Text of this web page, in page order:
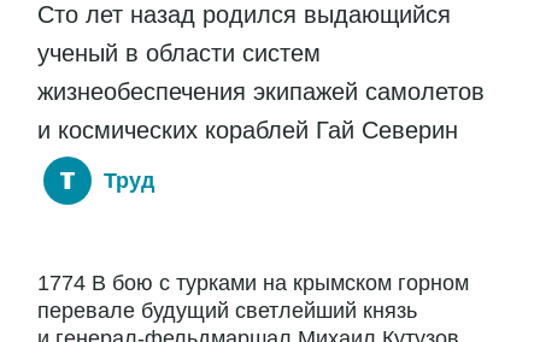
Сто лет назад родился выдающийся
ученый в области систем
жизнеобеспечения экипажей самолетов
и космических кораблей Гай Северин
Труд
1774 В бою с турками на крымском горном
перевале будущий светлейший князь